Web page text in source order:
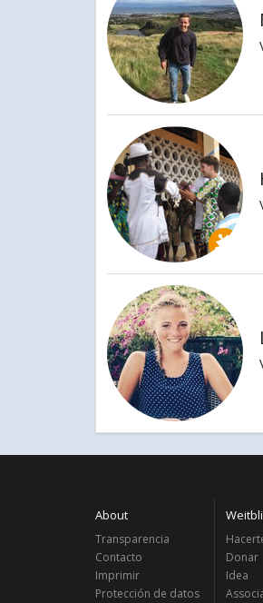
About
Transparencia
Contacto
Imprimir
Protección de datos
Donar
Idea